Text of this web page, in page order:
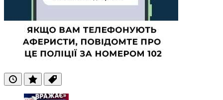
ОстанніПопулярні
Теги